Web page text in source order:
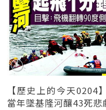
【歷史上的今天0204
當年墜基隆河釀43死悲